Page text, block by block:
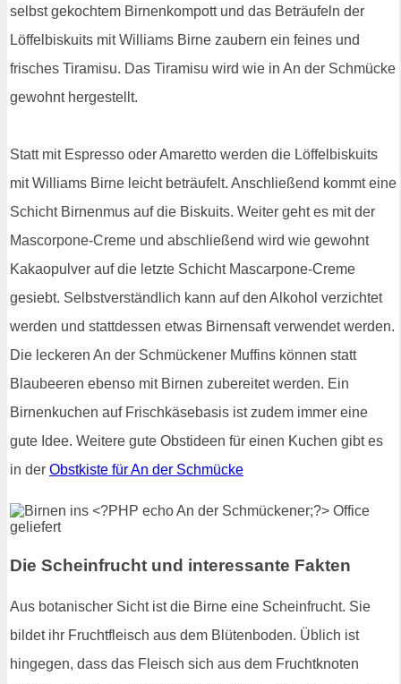
selbst gekochtem Birnenkompott und das Beträufeln der
Löffelbiskuits mit Williams Birne zaubern ein feines und
frisches Tiramisu. Das Tiramisu wird wie in An der Schmücke
gewohnt hergestellt.
Statt mit Espresso oder Amaretto werden die Löffelbiskuits
mit Williams Birne leicht beträufelt. Anschließend kommt eine
Schicht Birnenmus auf die Biskuits. Weiter geht es mit der
Mascorpone-Creme und abschließend wird wie gewohnt
Kakaopulver auf die letzte Schicht Mascarpone-Creme
gesiebt. Selbstverständlich kann auf den Alkohol verzichtet
werden und stattdessen etwas Birnensaft verwendet werden.
Die leckeren An der Schmückener Muffins können statt
Blaubeeren ebenso mit Birnen zubereitet werden. Ein
Birnenkuchen auf Frischkäsebasis ist zudem immer eine
gute Idee. Weitere gute Obstideen für einen Kuchen gibt es
in der Obstkiste für An der Schmücke
Die Scheinfrucht und interessante Fakten
Aus botanischer Sicht ist die Birne eine Scheinfrucht. Sie
bildet ihr Fruchtfleisch aus dem Blütenboden. Üblich ist
hingegen, dass das Fleisch sich aus dem Fruchtknoten